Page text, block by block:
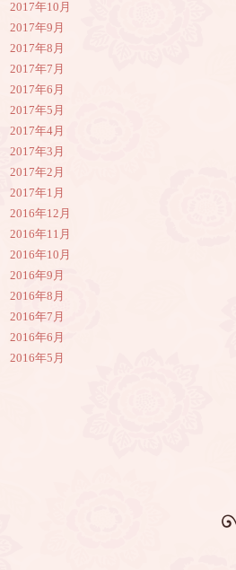
2017年10月
2017年9月
2017年8月
2017年7月
2017年6月
2017年5月
2017年4月
2017年3月
2017年2月
2017年1月
2016年12月
2016年11月
2016年10月
2016年9月
2016年8月
2016年7月
2016年6月
2016年5月